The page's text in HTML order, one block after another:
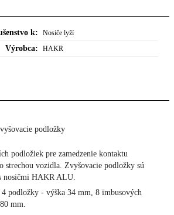
k: Nosiče lyží
Výrobca: HAKR
podložky
podložiek pre zamedzenie kontaktu
strechou vozidla. Zvyšovacie podložky sú
nosičmi HAKR ALU.
4 podložky - výška 34 mm, 8 imbusových
mm.